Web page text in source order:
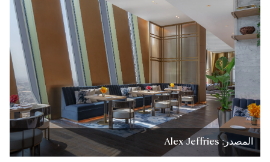
المصدر: Alex Jeffries